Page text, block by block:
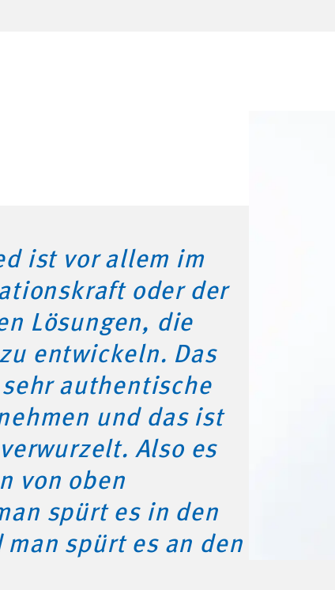
ist vor allem im
oder der
Lösungen, die
entwickeln. Das
authentische
und das ist
Also es
von oben
spürt es in den
man spürt es an den